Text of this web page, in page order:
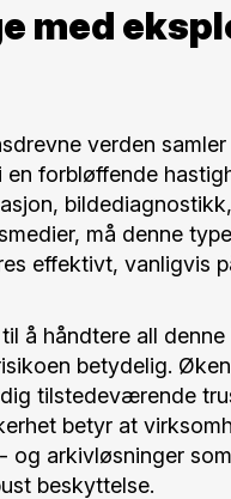
med
verden
en forbløffende
må denne
effektivt, vanligvis
å håndtere all
betydelig.
tilstedeværende
betyr at
og arkivløsninger
beskyttelse.